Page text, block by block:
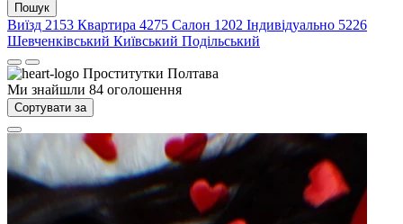
Пошук
Виїзд 2153 Квартира 4275 Салон 1202 Індивідуально 5226
Шевченківський Київський Подільський
Проститутки Полтава
Ми знайшли 84 оголошення
Сортувати за